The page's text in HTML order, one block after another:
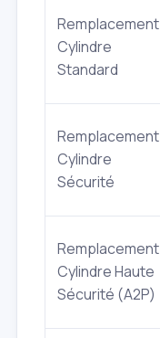
Remplacement
Cylindre
Standard
Remplacement
Cylindre
Sécurité
Remplacement
Cylindre Haute
Sécurité (A2P)